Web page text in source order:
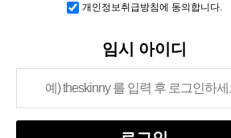
개인정보취급방침에 동의합니다.
임시 아이디